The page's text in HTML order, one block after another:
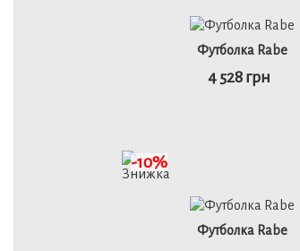
детальніше
46 48 50 52
Футболка Rabe
4 528 грн
Футболка Rabe
-10%